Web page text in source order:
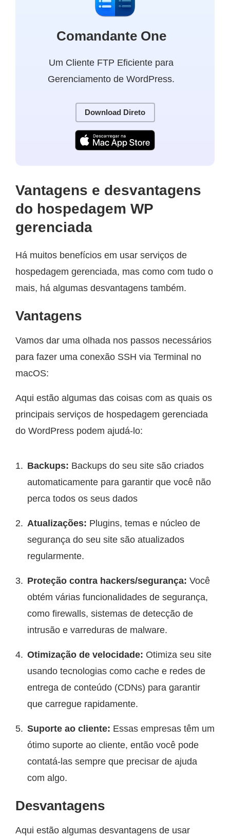
Comandante One
Um Cliente FTP Eficiente para
Gerenciamento de WordPress.
Download Direto
Vantagens e desvantagens
do hospedagem WP
gerenciada
Há muitos benefícios em usar serviços de
hospedagem gerenciada, mas como com tudo o
mais, há algumas desvantagens também.
Vantagens
Vamos dar uma olhada nos passos necessários
para fazer uma conexão SSH via Terminal no
macOS:
Aqui estão algumas das coisas com as quais os
principais serviços de hospedagem gerenciada
do WordPress podem ajudá-lo:
Backups: Backups do seu site são criados
automaticamente para garantir que você não
perca todos os seus dados
Atualizações: Plugins, temas e núcleo de
segurança do seu site são atualizados
regularmente.
Proteção contra hackers/segurança: Você
obtém várias funcionalidades de segurança,
como firewalls, sistemas de detecção de
intrusão e varreduras de malware.
Otimização de velocidade: Otimiza seu site
usando tecnologias como cache e redes de
entrega de conteúdo (CDNs) para garantir
que carregue rapidamente.
Suporte ao cliente: Essas empresas têm um
ótimo suporte ao cliente, então você pode
contatá-las sempre que precisar de ajuda
com algo.
Desvantagens
Aqui estão algumas desvantagens de usar